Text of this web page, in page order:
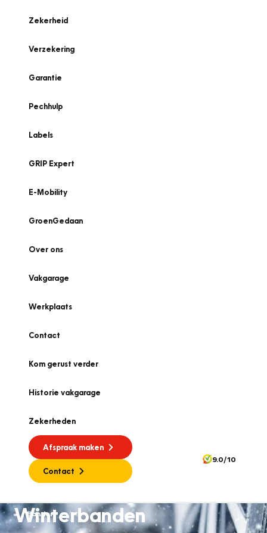
Zekerheid
Verzekering
Garantie
Pechhulp
Labels
GRIP Expert
E-Mobility
GroenGedaan
Over ons
Vakgarage
Werkplaats
Contact
Kom gerust verder
Historie vakgarage
Zekerheden
Afspraak maken
Contact
9.0/10
Banden
Winterbanden